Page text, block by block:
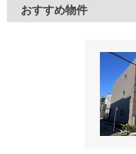
おすすめ物件